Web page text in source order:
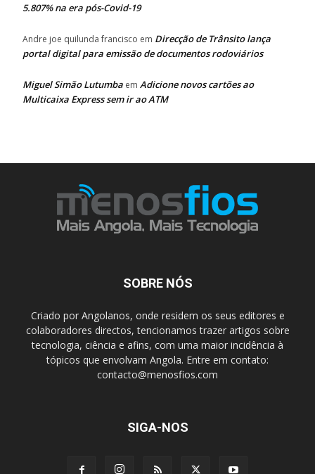
5.807% na era pós-Covid-19
Andre joe quilunda francisco em Direcção de Trânsito lança
portal digital para emissão de documentos rodoviários
Miguel Simão Lutumba em Adicione novos cartões ao
Multicaixa Express sem ir ao ATM
SOBRE NÓS
Criado por Angolanos, onde residem os seus editores e
colaboradores directos, tencionamos trazer artigos sobre
tecnologia, ciência e afins, com uma maior incidência à
tópicos que envolvam Angola. Entre em contato:
contacto@menosfios.com
SIGA-NOS